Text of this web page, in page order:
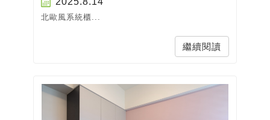
北歐風系統櫃...
繼續閱讀